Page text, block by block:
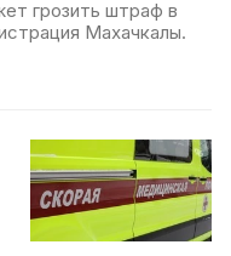
грозить штраф в
Махачкалы.